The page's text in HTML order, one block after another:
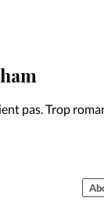
pas. Trop